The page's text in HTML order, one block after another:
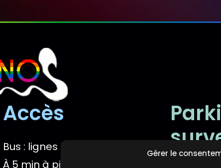
Gérer le
Accès
Bus : lignes M3, M4, 11, 29
À 5 min à pied de la gare